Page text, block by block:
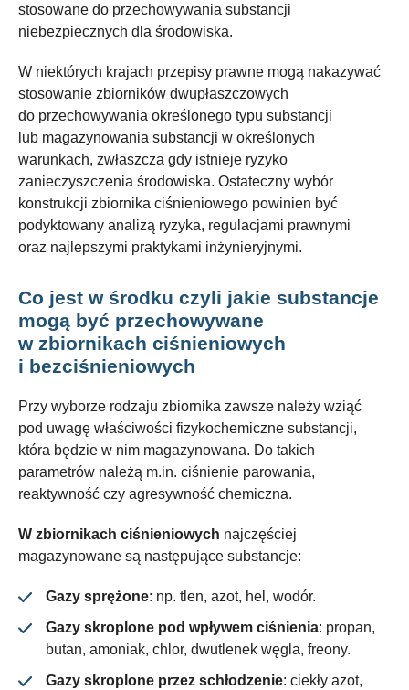
stosowane do przechowywania substancji
niebezpiecznych dla środowiska.
W niektórych krajach przepisy prawne mogą nakazywać
stosowanie zbiorników dwupłaszczowych
do przechowywania określonego typu substancji
lub magazynowania substancji w określonych
warunkach, zwłaszcza gdy istnieje ryzyko
zanieczyszczenia środowiska. Ostateczny wybór
konstrukcji zbiornika ciśnieniowego powinien być
podyktowany analizą ryzyka, regulacjami prawnymi
oraz najlepszymi praktykami inżynieryjnymi.
Co jest w środku czyli jakie substancje
mogą być przechowywane
w zbiornikach ciśnieniowych
i bezciśnieniowych
Przy wyborze rodzaju zbiornika zawsze należy wziąć
pod uwagę właściwości fizykochemiczne substancji,
która będzie w nim magazynowana. Do takich
parametrów należą m.in. ciśnienie parowania,
reaktywność czy agresywność chemiczna.
W zbiornikach ciśnieniowych najczęściej
magazynowane są następujące substancje:
Gazy sprężone: np. tlen, azot, hel, wodór.
Gazy skroplone pod wpływem ciśnienia: propan,
butan, amoniak, chlor, dwutlenek węgla, freony.
Gazy skroplone przez schłodzenie: ciekły azot,